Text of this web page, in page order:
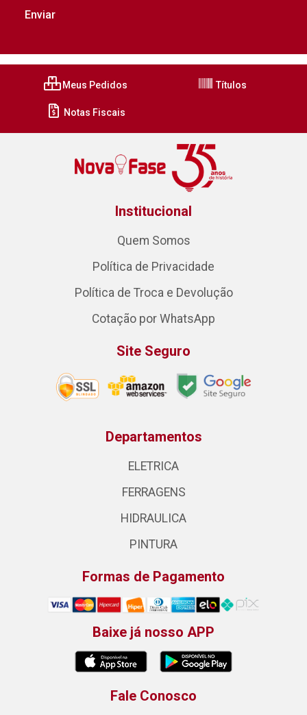
Meus Pedidos Títulos
Notas Fiscais
Institucional
Quem Somos
Política de Privacidade
Política de Troca e Devolução
Cotação por WhatsApp
Site Seguro
Departamentos
ELETRICA
FERRAGENS
HIDRAULICA
PINTURA
Formas de Pagamento
Baixe já nosso APP
Fale Conosco